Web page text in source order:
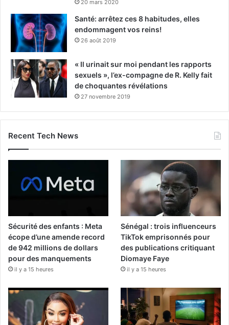
20 mars 2020
Santé: arrêtez ces 8 habitudes, elles
endommagent vos reins!
26 août 2019
« Il urinait sur moi pendant les rapports
sexuels », l’ex-compagne de R. Kelly fait
de choquantes révélations
27 novembre 2019
Recent Tech News
Sécurité des enfants : Meta
écope d’une amende record
de 942 millions de dollars
pour des manquements
il y a 15 heures
Sénégal : trois influenceurs
TikTok emprisonnés pour
des publications critiquant
Diomaye Faye
il y a 15 heures